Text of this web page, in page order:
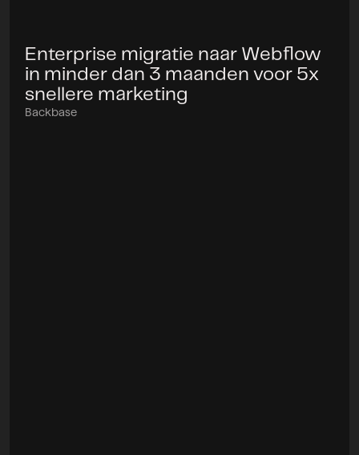
Project
Enterprise migratie naar Webflow
in minder dan 3 maanden voor 5x
snellere marketing
Backbase